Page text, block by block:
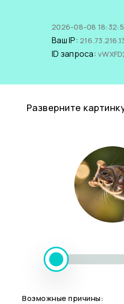
2026-08-08
Ваш IP:
ID запроса:
Разверните
Возможные причины: